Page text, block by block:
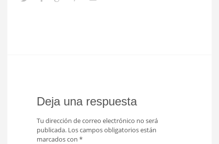
Deja una respuesta
Tu dirección de correo electrónico no será
publicada. Los campos obligatorios están
marcados con *